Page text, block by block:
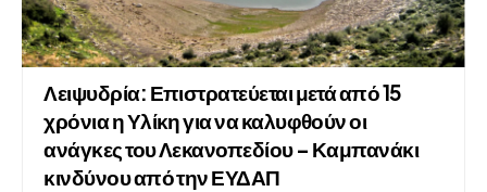
Λειψυδρία: Επιστρατεύεται μετά από 15
χρόνια η Υλίκη για να καλυφθούν οι
ανάγκες του Λεκανοπεδίου – Καμπανάκι
κινδύνου από την ΕΥΔΑΠ